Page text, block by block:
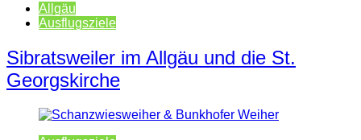
Allgäu
Ausflugsziele
Sibratsweiler im Allgäu und die St.
Georgskirche